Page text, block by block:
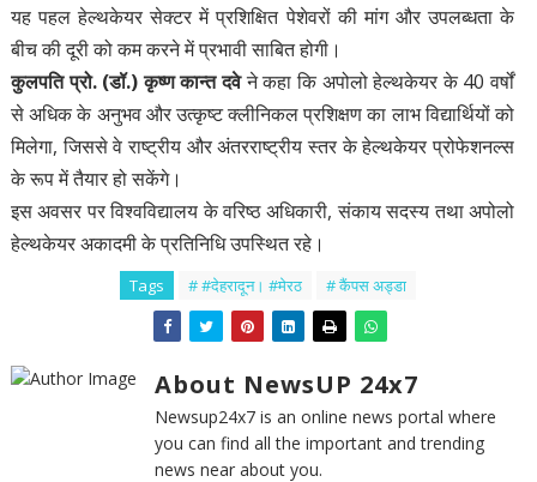
यह पहल हेल्थकेयर सेक्टर में प्रशिक्षित पेशेवरों की मांग और उपलब्धता के
बीच की दूरी को कम करने में प्रभावी साबित होगी।
कुलपति प्रो. (डॉ.) कृष्ण कान्त दवेने कहा कि अपोलो हेल्थकेयर के 40 वर्षों
से अधिक के अनुभव और उत्कृष्ट क्लीनिकल प्रशिक्षण का लाभ विद्यार्थियों को
मिलेगा, जिससे वे राष्ट्रीय और अंतरराष्ट्रीय स्तर के हेल्थकेयर प्रोफेशनल्स
के रूप में तैयार हो सकेंगे।
इस अवसर पर विश्वविद्यालय के वरिष्ठ अधिकारी, संकाय सदस्य तथा अपोलो
हेल्थकेयर अकादमी के प्रतिनिधि उपस्थित रहे।
Tags # #देहरादून। #मेरठ # कैंपस अड्डा
About NewsUP 24x7
Newsup24x7 is an online news portal where
you can find all the important and trending
news near about you.